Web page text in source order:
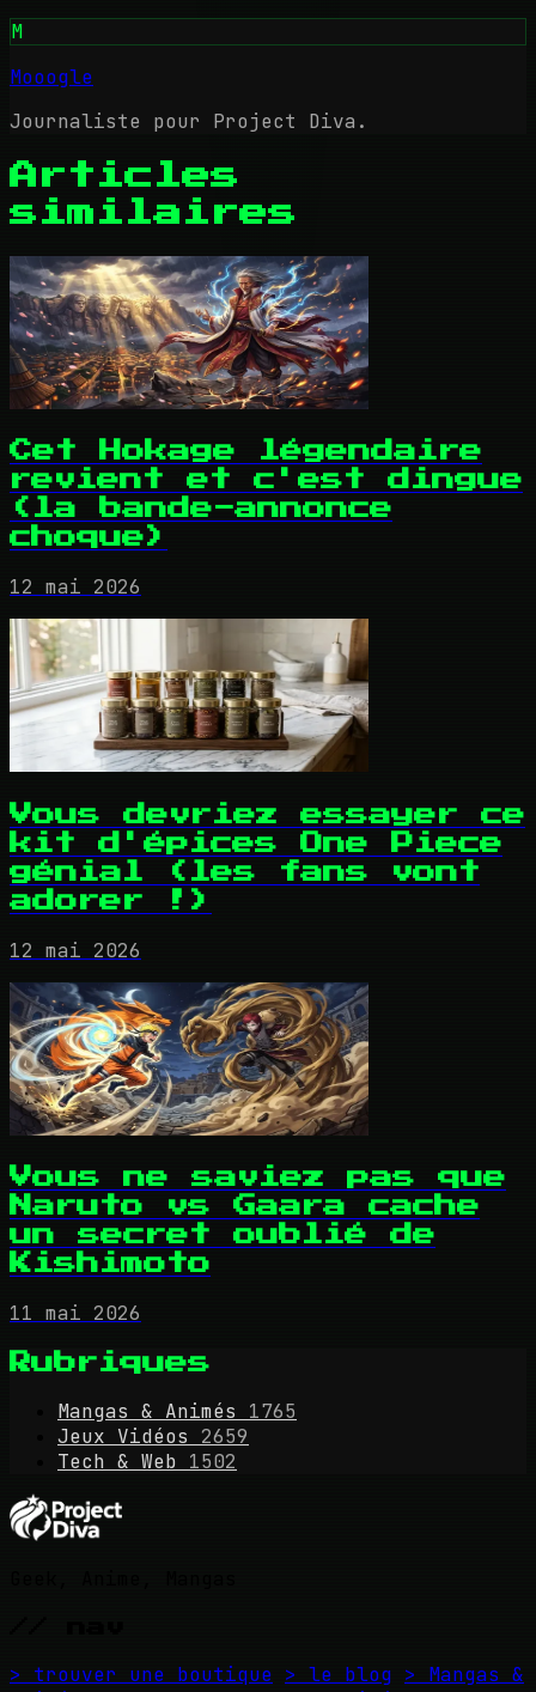
M
Mooogle
Journaliste pour Project Diva.
Articles
similaires
Cet Hokage légendaire
revient et c'est dingue
(la bande-annonce
choque)
12 mai 2026
Vous devriez essayer ce
kit d'épices One Piece
génial (les fans vont
adorer !)
12 mai 2026
Vous ne saviez pas que
Naruto vs Gaara cache
un secret oublié de
Kishimoto
11 mai 2026
Rubriques
Mangas & Animés
1765
Jeux Vidéos
2659
Tech & Web 1502
> trouver une boutique > le blog > Mangas &